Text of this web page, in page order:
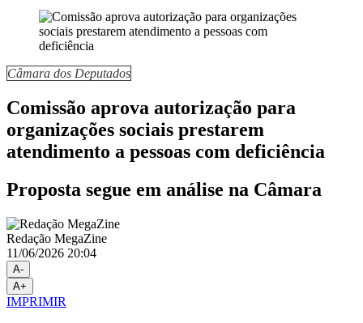
Câmara dos Deputados
Comissão aprova autorização para
organizações sociais prestarem
atendimento a pessoas com deficiência
Proposta segue em análise na Câmara
Redação MegaZine
11/06/2026 20:04
A-
A+
IMPRIMIR